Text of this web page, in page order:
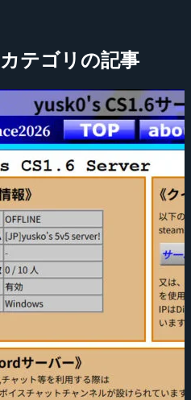
カテゴリの記事